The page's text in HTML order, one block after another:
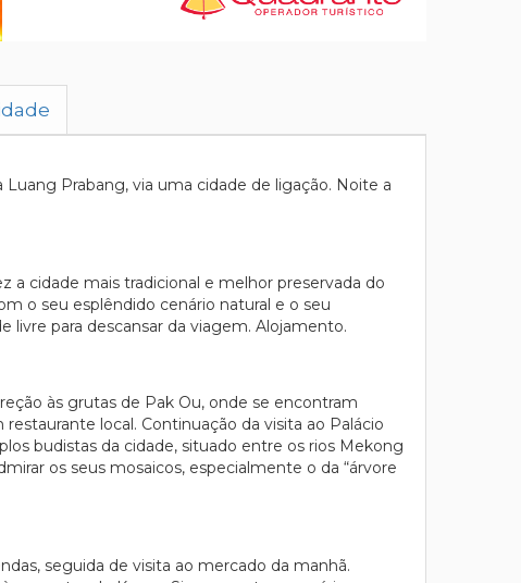
Prabang, via uma cidade de ligação. Noite a
cidade mais tradicional e melhor preservada do
o seu esplêndido cenário natural e o seu
livre para descansar da viagem. Alojamento.
às grutas de Pak Ou, onde se encontram
local. Continuação da visita ao Palácio
budistas da cidade, situado entre os rios Mekong
os seus mosaicos, especialmente o da “árvore
seguida de visita ao mercado da manhã.